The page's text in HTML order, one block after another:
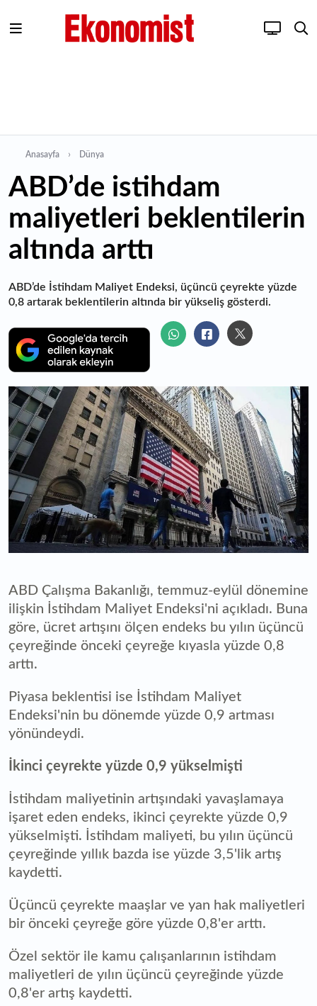
Anasayfa Dünya
ABD’de istihdam
maliyetleri beklentilerin
altında arttı
ABD’de İstihdam Maliyet Endeksi, üçüncü çeyrekte yüzde
0,8 artarak beklentilerin altında bir yükseliş gösterdi.
ABD Çalışma Bakanlığı, temmuz-eylül dönemine
ilişkin İstihdam Maliyet Endeksi'ni açıkladı. Buna
göre, ücret artışını ölçen endeks bu yılın üçüncü
çeyreğinde önceki çeyreğe kıyasla yüzde 0,8
arttı.
Piyasa beklentisi ise İstihdam Maliyet
Endeksi'nin bu dönemde yüzde 0,9 artması
yönündeydi.
İkinci çeyrekte yüzde 0,9 yükselmişti
İstihdam maliyetinin artışındaki yavaşlamaya
işaret eden endeks, ikinci çeyrekte yüzde 0,9
yükselmişti. İstihdam maliyeti, bu yılın üçüncü
çeyreğinde yıllık bazda ise yüzde 3,5'lik artış
kaydetti.
Üçüncü çeyrekte maaşlar ve yan hak maliyetleri
bir önceki çeyreğe göre yüzde 0,8'er arttı.
Özel sektör ile kamu çalışanlarının istihdam
maliyetleri de yılın üçüncü çeyreğinde yüzde
0,8'er artış kaydetti.